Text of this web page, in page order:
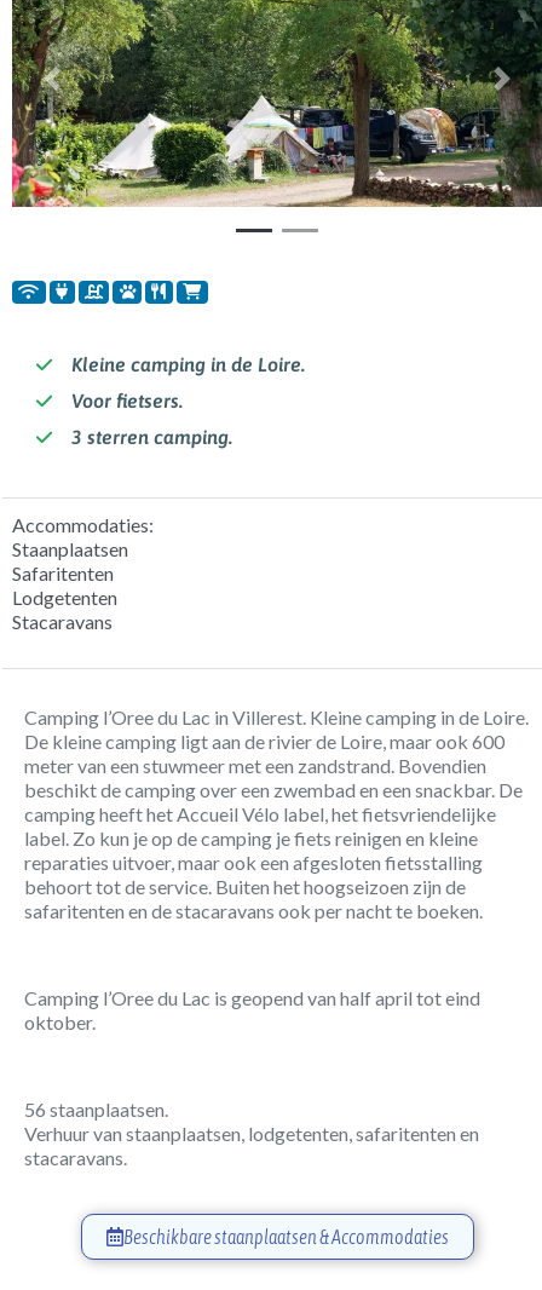
Vorige
Kleine camping in de Loire.
Voor fietsers.
3 sterren camping.
Accommodaties:
Staanplaatsen
Safaritenten
Lodgetenten
Stacaravans
Camping l’Oree du Lac in Villerest. Kleine camping in de Loire.
De kleine camping ligt aan de rivier de Loire, maar ook 600
meter van een stuwmeer met een zandstrand. Bovendien
beschikt de camping over een zwembad en een snackbar. De
camping heeft het Accueil Vélo label, het fietsvriendelijke
label. Zo kun je op de camping je fiets reinigen en kleine
reparaties uitvoer, maar ook een afgesloten fietsstalling
behoort tot de service. Buiten het hoogseizoen zijn de
safaritenten en de stacaravans ook per nacht te boeken.
Camping l’Oree du Lac is geopend van half april tot eind
oktober.
56 staanplaatsen.
Verhuur van staanplaatsen, lodgetenten, safaritenten en
stacaravans.
Beschikbare staanplaatsen & Accommodaties